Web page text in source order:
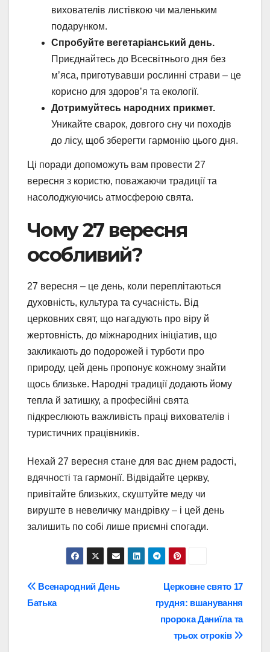
вихователів листівкою чи маленьким
подарунком.
Спробуйте вегетаріанський день.
Приєднайтесь до Всесвітнього дня без
м’яса, приготувавши рослинні страви – це
корисно для здоров’я та екології.
Дотримуйтесь народних прикмет.
Уникайте сварок, довгого сну чи походів
до лісу, щоб зберегти гармонію цього дня.
Ці поради допоможуть вам провести 27
вересня з користю, поважаючи традиції та
насолоджуючись атмосферою свята.
Чому 27 вересня
особливий?
27 вересня – це день, коли переплітаються
духовність, культура та сучасність. Від
церковних свят, що нагадують про віру й
жертовність, до міжнародних ініціатив, що
закликають до подорожей і турботи про
природу, цей день пропонує кожному знайти
щось близьке. Народні традиції додають йому
тепла й затишку, а професійні свята
підкреслюють важливість праці вихователів і
туристичних працівників.
Нехай 27 вересня стане для вас днем радості,
вдячності та гармонії. Відвідайте церкву,
привітайте близьких, скуштуйте меду чи
вируште в невеличку мандрівку – і цей день
залишить по собі лише приємні спогади.
Навігація
Церковне свято 17
грудня: вшанування
пророка Даниїла та
трьох отроків
Всенародний День
Батька